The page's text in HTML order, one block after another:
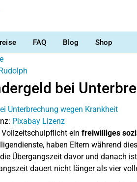
FAQ Blog Shop
bei
Pixabay Lizenz
ein freiwilliges
haben Eltern während
Übergangszeit davor und danach
dauert nicht länger als vier